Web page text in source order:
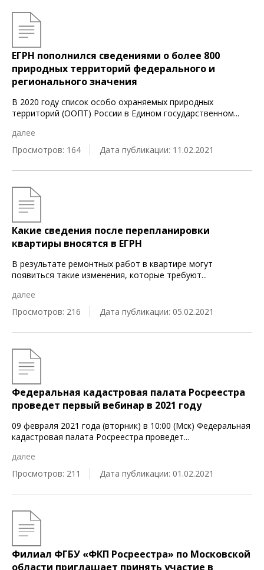
ЕГРН пополнился сведениями о более 800
природных территорий федерального и
регионального значения
В 2020 году список особо охраняемых природных
территорий (ООПТ) России в Едином государственном...
далее
Просмотров: 164
Дата публикации: 11.02.2021
Какие сведения после перепланировки
квартиры вносятся в ЕГРН
В результате ремонтных работ в квартире могут
появиться такие изменения, которые требуют...
далее
Просмотров: 216
Дата публикации: 05.02.2021
Федеральная кадастровая палата Росреестра
проведет первый вебинар в 2021 году
09 февраля 2021 года (вторник) в 10:00 (Мск) Федеральная
кадастровая палата Росреестра проведет...
далее
Просмотров: 211
Дата публикации: 01.02.2021
Филиал ФГБУ «ФКП Росреестра» по Московской
области приглашает принять участие в